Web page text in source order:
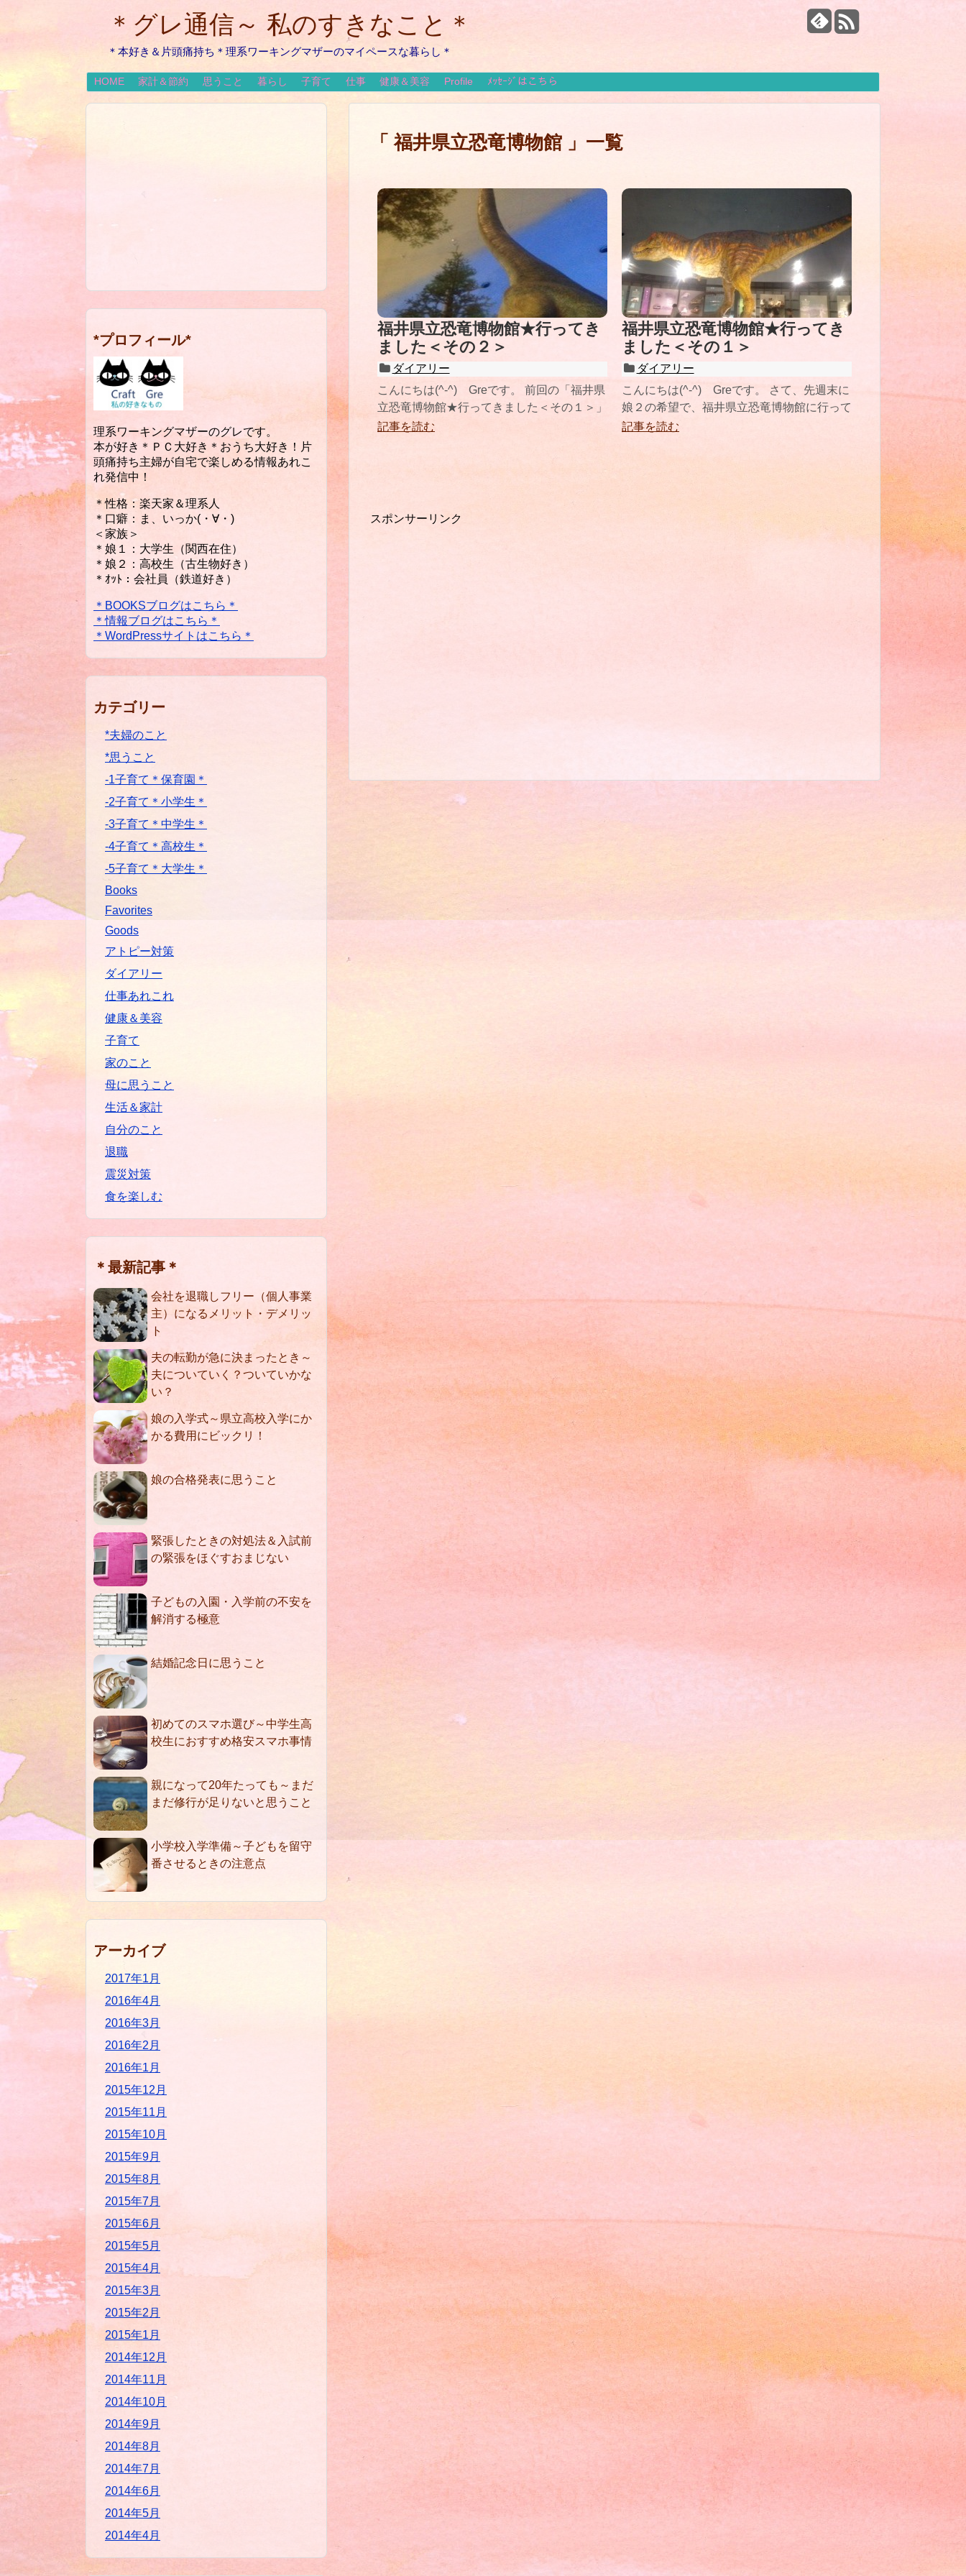
＊グレ通信～ 私のすきなこと＊
＊本好き＆片頭痛持ち＊理系ワーキングマザーのマイペースな暮らし＊
HOME 家計＆節約 思うこと 暮らし 子育て 仕事 健康＆美容 Profile ﾒｯｾｰｼﾞはこちら
「 福井県立恐竜博物館 」一覧
福井県立恐竜博物館★行ってき
ました＜その２＞
ダイアリー
こんにちは(^-^) Greです。 前回の「福井県
立恐竜博物館★行ってきました＜その１＞」
の 続きです！ またまた長文
記事を読む
福井県立恐竜博物館★行ってき
ました＜その１＞
ダイアリー
こんにちは(^-^) Greです。 さて、先週末に
娘２の希望で、福井県立恐竜博物館に行って
まいりました✧ とても
記事を読む
スポンサーリンク
*プロフィール*
理系ワーキングマザーのグレです。
本が好き＊ＰＣ大好き＊おうち大好き！片
頭痛持ち主婦が自宅で楽しめる情報あれこ
れ発信中！
＊性格：楽天家＆理系人
＊口癖：ま、いっか(・∀・)
＜家族＞
＊娘１：大学生（関西在住）
＊娘２：高校生（古生物好き）
＊ｵｯﾄ：会社員（鉄道好き）
＊BOOKSブログはこちら＊
＊情報ブログはこちら＊
＊WordPressサイトはこちら＊
カテゴリー
*夫婦のこと
*思うこと
-1子育て＊保育園＊
-2子育て＊小学生＊
-3子育て＊中学生＊
-4子育て＊高校生＊
-5子育て＊大学生＊
Books
Favorites
Goods
アトピー対策
ダイアリー
仕事あれこれ
健康＆美容
子育て
家のこと
母に思うこと
生活＆家計
自分のこと
退職
震災対策
食を楽しむ
＊最新記事＊
会社を退職しフリー（個人事業
主）になるメリット・デメリッ
ト
夫の転勤が急に決まったとき～
夫についていく？ついていかな
い？
娘の入学式～県立高校入学にか
かる費用にビックリ！
娘の合格発表に思うこと
緊張したときの対処法＆入試前
の緊張をほぐすおまじない
子どもの入園・入学前の不安を
解消する極意
結婚記念日に思うこと
初めてのスマホ選び～中学生高
校生におすすめ格安スマホ事情
親になって20年たっても～まだ
まだ修行が足りないと思うこと
小学校入学準備～子どもを留守
番させるときの注意点
アーカイブ
2017年1月
2016年4月
2016年3月
2016年2月
2016年1月
2015年12月
2015年11月
2015年10月
2015年9月
2015年8月
2015年7月
2015年6月
2015年5月
2015年4月
2015年3月
2015年2月
2015年1月
2014年12月
2014年11月
2014年10月
2014年9月
2014年8月
2014年7月
2014年6月
2014年5月
2014年4月